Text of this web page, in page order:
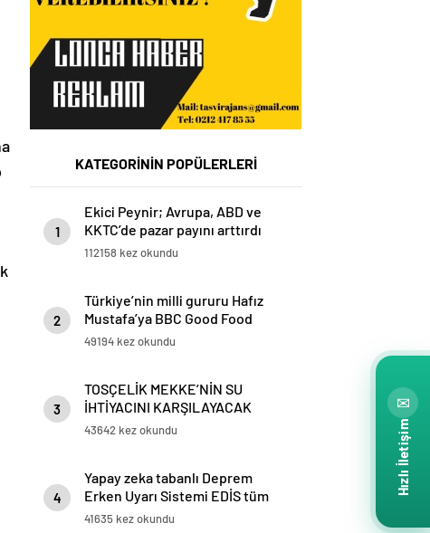
KATEGORİNİN POPÜLERLERİ
1
Ekici Peynir; Avrupa, ABD ve
KKTC’de pazar payını arttırdı
112158 kez okundu
2
Türkiye’nin milli gururu Hafız
Mustafa’ya BBC Good Food
ödülü
49194 kez okundu
3
TOSÇELİK MEKKE’NİN SU
İHTİYACINI KARŞILAYACAK
PROJESİ’NİN BORU TEDARİKİNİ
43642 kez okundu
4
Yapay zeka tabanlı Deprem
Erken Uyarı Sistemi EDİS tüm
Marmara’da kullanılmaya
41635 kez okundu
✉
Hızlı İletişim